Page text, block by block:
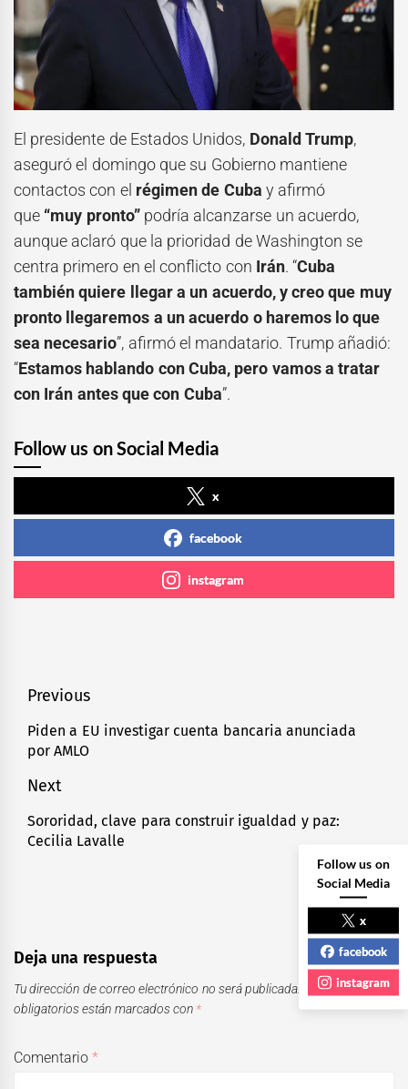
El presidente de Estados Unidos, Donald Trump,
aseguró el domingo que su Gobierno mantiene
contactos con el régimen de Cuba y afirmó
que “muy pronto” podría alcanzarse un acuerdo,
aunque aclaró que la prioridad de Washington se
centra primero en el conflicto con Irán. “Cuba
también quiere llegar a un acuerdo, y creo que muy
pronto llegaremos a un acuerdo o haremos lo que
sea necesario”, afirmó el mandatario. Trump añadió:
“Estamos hablando con Cuba, pero vamos a tratar
con Irán antes que con Cuba”.
Follow us on Social Media
x
facebook
instagram
Navegación
de
entradas
Previous
Previous
post:
Piden a EU investigar cuenta bancaria anunciada
por AMLO
Next
Next
post:
Sororidad, clave para construir igualdad y paz:
Cecilia Lavalle
Deja una respuesta
Tu dirección de correo electrónico no será publicada.
Los campos
obligatorios están marcados con *
Comentario*
Follow us on
Social Media
x
facebook
instagram